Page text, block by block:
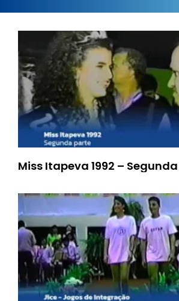
Miss Itapeva 1992 –